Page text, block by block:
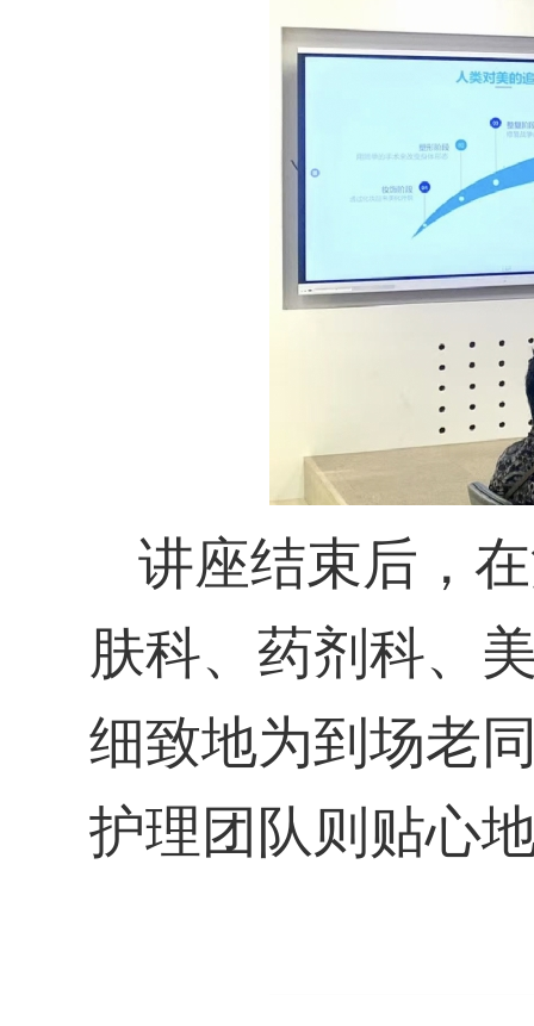
讲座结束后 ，
肤科、药剂科、
细致地为到场老
护理团队 则贴心